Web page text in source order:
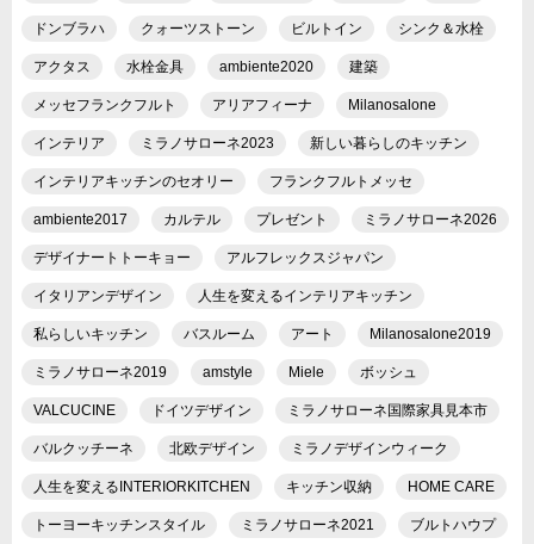
ドンブラハ クォーツストーン ビルトイン シンク＆水栓
アクタス 水栓金具 ambiente2020 建築
メッセフランクフルト アリアフィーナ Milanosalone
インテリア ミラノサローネ2023 新しい暮らしのキッチン
インテリアキッチンのセオリー フランクフルトメッセ
ambiente2017 カルテル プレゼント ミラノサローネ2026
デザイナートトーキョー アルフレックスジャパン
イタリアンデザイン 人生を変えるインテリアキッチン
私らしいキッチン バスルーム アート Milanosalone2019
ミラノサローネ2019 amstyle Miele ボッシュ
VALCUCINE ドイツデザイン ミラノサローネ国際家具見本市
バルクッチーネ 北欧デザイン ミラノデザインウィーク
人生を変えるINTERIORKITCHEN キッチン収納 HOME CARE
トーヨーキッチンスタイル ミラノサローネ2021 ブルトハウプ